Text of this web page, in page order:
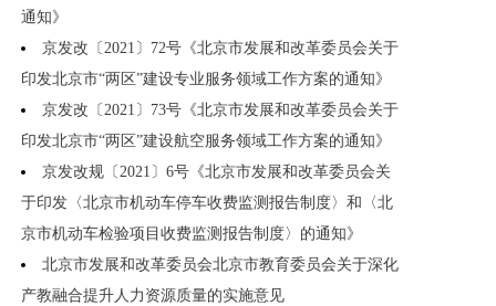
通知》
京发改〔2021〕72号《北京市发展和改革委员会关于
印发北京市“两区”建设专业服务领域工作方案的通知》
京发改〔2021〕73号《北京市发展和改革委员会关于
印发北京市“两区”建设航空服务领域工作方案的通知》
京发改规〔2021〕6号《北京市发展和改革委员会关
于印发〈北京市机动车停车收费监测报告制度〉和〈北
京市机动车检验项目收费监测报告制度〉的通知》
北京市发展和改革委员会北京市教育委员会关于深化
产教融合提升人力资源质量的实施意见